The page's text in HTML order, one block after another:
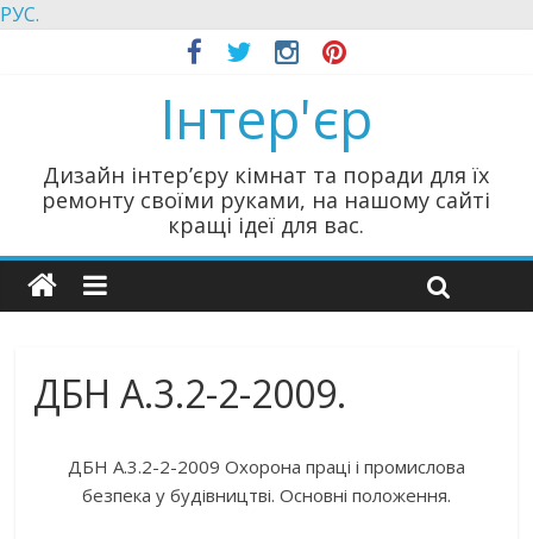
РУС.
Інтер'єр
Дизайн інтер’єру кімнат та поради для їх
ремонту своїми руками, на нашому сайті
кращі ідеї для вас.
ДБН А.3.2-2-2009.
ДБН А.3.2-2-2009 Охорона праці і промислова
безпека у будівництві. Основні положення.